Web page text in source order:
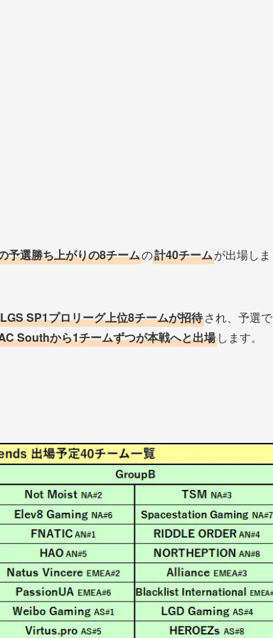
予選勝ち上がりの8チームの計40チームが出場しま
SP1プロリーグ上位8チームが招待され、予選で
Southから1チームずつが本戦へと出場 します。